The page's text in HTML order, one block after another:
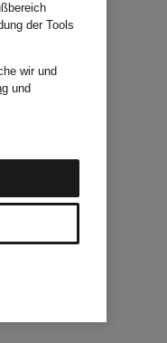
der Tools
wir und
und